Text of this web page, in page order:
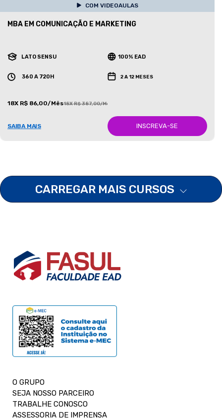
COM VIDEOAULAS
MBA EM COMUNICAÇÃO E MARKETING
LATO SENSU 100% EAD
360 A 720H 2 A 12 MESES
18X R$ 86,00/Mês18X R$ 387,00/Mês
SAIBA MAIS INSCREVA-SE
CARREGAR MAIS CURSOS
O GRUPO
SEJA NOSSO PARCEIRO
TRABALHE CONOSCO
ASSESSORIA DE IMPRENSA